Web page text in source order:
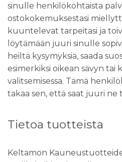
sinulle henkilökohtaista
ostokokemuksestasi
kuuntelevat tarpeitasi ja
löytämään juuri sinulle
heiltä kysymyksiä, saada
esimerkiksi oikean sävyn tai
valitsemisessa. Tämä
takaa sen, että saat juuri
Tietoa tuotteista
Keltamon